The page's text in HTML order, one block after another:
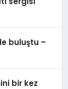
buluştu –
bir kez